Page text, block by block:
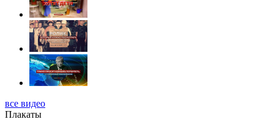
все видео
Плакаты